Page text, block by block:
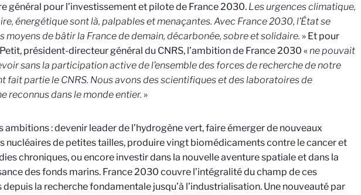
général pour l’investissement et pilote de France 2030. Les urgences climatique,
énergétique sont là, palpables et menaçantes. Avec France 2030, l’État se
moyens de bâtir la France de demain, décarbonée, sobre et solidaire. » Et pour
président-directeur général du CNRS, l’ambition de France 2030 «ne pouvait
sans la participation active de l’ensemble des forces de recherche de notre
fait partie le CNRS. Nous avons des scientifiques et des laboratoires de
reconnus dans le monde entier. »
ambitions : devenir leader de l’hydrogène vert, faire émerger de nouveaux
nucléaires de petites tailles, produire vingt biomédicaments contre le cancer et
chroniques, ou encore investir dans la nouvelle aventure spatiale et dans la
des fonds marins. France 2030 couvre l’intégralité du champ de ces
la recherche fondamentale jusqu’à l’industrialisation. Une nouveauté par